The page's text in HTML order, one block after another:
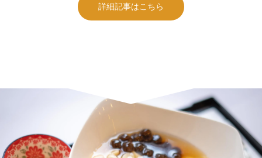
詳細記事はこちら